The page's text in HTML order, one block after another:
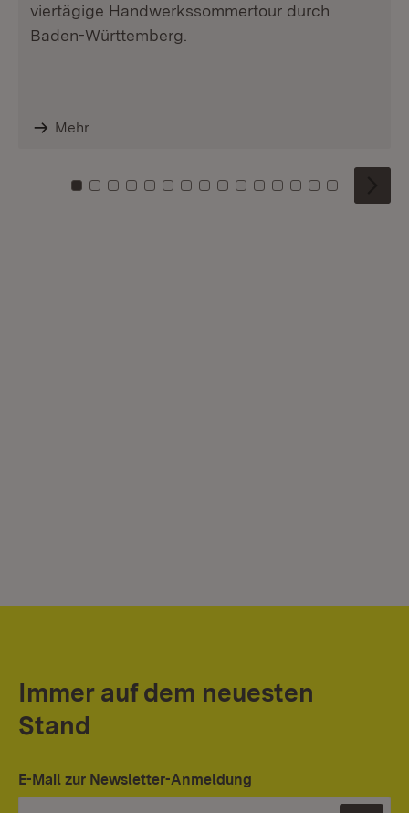
viertägige Handwerkssommertour durch
Baden-Württemberg.
Mehr
Zu Kachel: 0
Zu Kachel: 1
Zu Kachel: 2
Zu Kachel: 3
Zu Kachel: 4
Zu Kachel: 5
Zu Kachel: 6
Zu Kachel: 7
Zu Kachel: 8
Zu Kachel: 9
Zu Kachel: 10
Zu Kachel: 11
Zu Kachel: 12
Zu Kachel:
Zu
Immer auf dem neuesten
Stand
E-Mail zur Newsletter-Anmeldung